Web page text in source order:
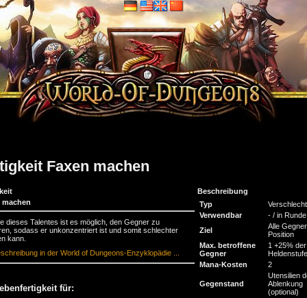
Faxen machen
Beschreibung
machen
dieses Talentes ist es möglich, den Gegner zu
sodass er unkonzentriert ist und somit schlechter
kann.
in der World of Dungeons-Enzyklopädie ...
für:
Typ
Verwendbar
- / in Runde
Ziel
Alle
Position
Max. betroffene
Gegner
1 +25% der
Heldenstufe
Mana-Kosten
2
Gegenstand
Utensilien
Ablenkung
(optional)